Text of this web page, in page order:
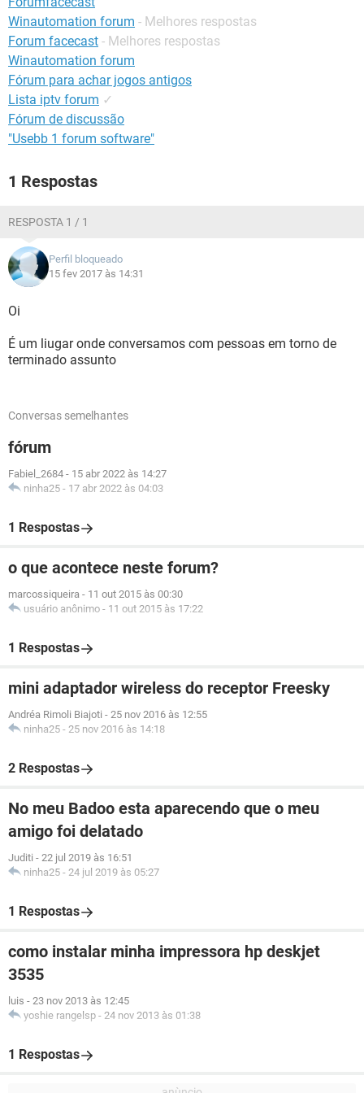
GUIA DE COMPRAS
Winautomation forum - Melhores respostas
Forum facecast - Melhores respostas
Winautomation forum
Fórum para achar jogos antigos
Lista iptv forum ✓
Fórum de discussão
"Usebb 1 forum software"
1 Respostas
RESPOSTA 1 / 1
Perfil bloqueado
15 fev 2017 às 14:31
Oi
É um liugar onde conversamos com pessoas em torno de
terminado assunto
Conversas semelhantes
fórum
Fabiel_2684 - 15 abr 2022 às 14:27
ninha25 - 17 abr 2022 às 04:03
1 Respostas
o que acontece neste forum?
marcossiqueira - 11 out 2015 às 00:30
usuário anônimo - 11 out 2015 às 17:22
1 Respostas
mini adaptador wireless do receptor Freesky
Andréa Rimoli Biajoti - 25 nov 2016 às 12:55
ninha25 - 25 nov 2016 às 14:18
2 Respostas
No meu Badoo esta aparecendo que o meu
amigo foi delatado
Juditi - 22 jul 2019 às 16:51
ninha25 - 24 jul 2019 às 05:27
1 Respostas
como instalar minha impressora hp deskjet
3535
luis - 23 nov 2013 às 12:45
yoshie rangelsp - 24 nov 2013 às 01:38
1 Respostas